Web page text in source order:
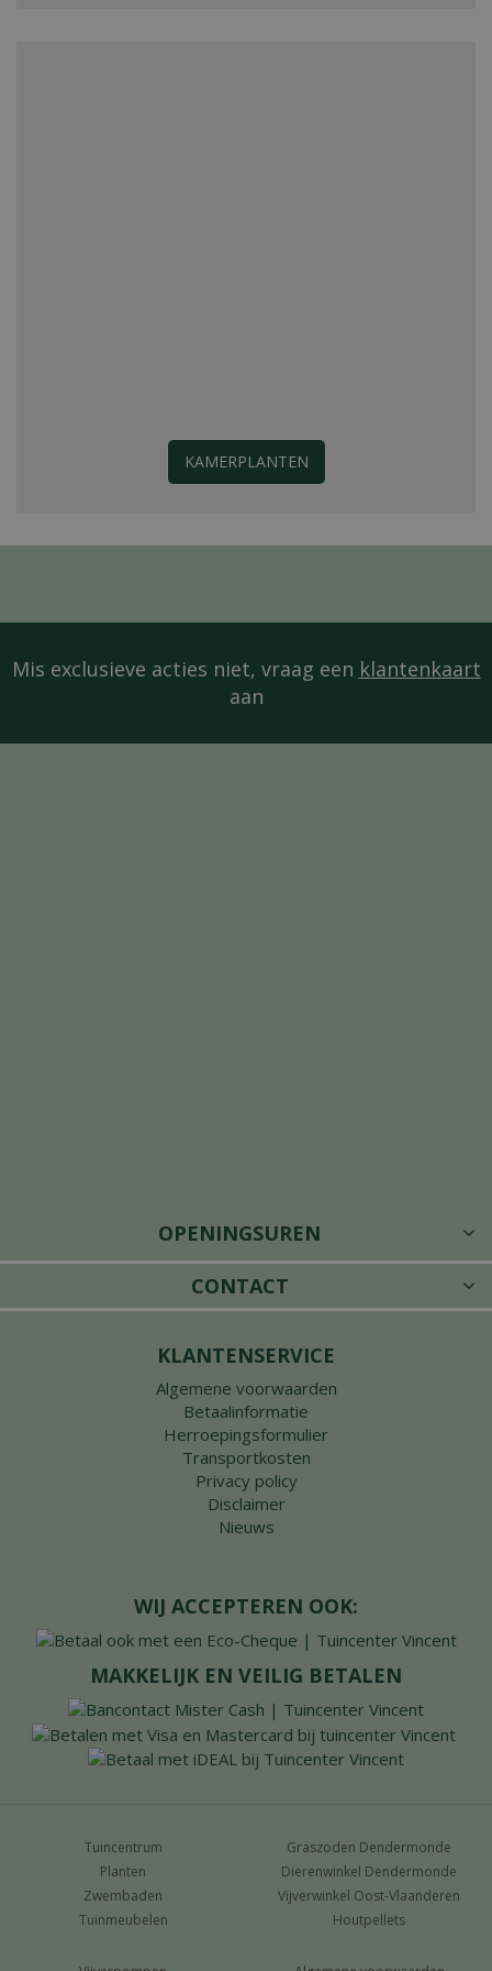
KAMERPLANTEN
Mis exclusieve acties niet, vraag een klantenkaart
aan
OPENINGSUREN
CONTACT
KLANTENSERVICE
Algemene voorwaarden
Betaalinformatie
Herroepingsformulier
Transportkosten
Privacy policy
Disclaimer
Nieuws
WIJ ACCEPTEREN OOK:
MAKKELIJK EN VEILIG BETALEN
Tuincentrum
Planten
Zwembaden
Tuinmeubelen
Graszoden Dendermonde
Dierenwinkel Dendermonde
Vijverwinkel Oost-Vlaanderen
Houtpellets